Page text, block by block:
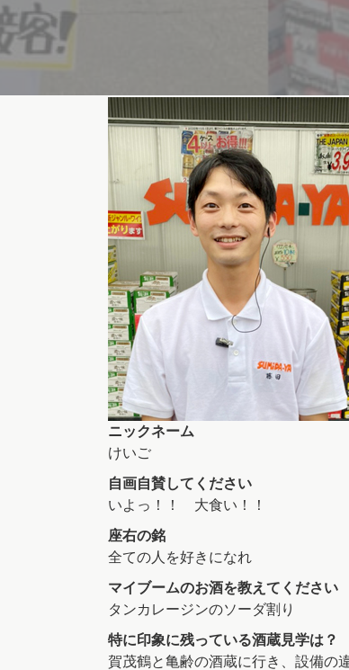
ニックネーム
けいご
自画自賛してください
いよっ！！ 大食い！！
座右の銘
全ての人を好きになれ
マイブームのお酒を教えてください
タンカレージンのソーダ割り
特に印象に残っている酒蔵見学は？
賀茂鶴と亀齢の酒蔵に行き、設備の